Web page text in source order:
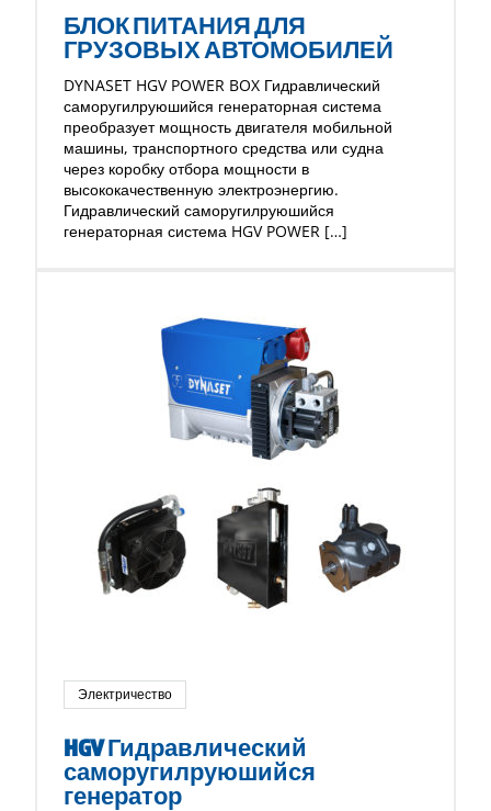
БЛОК ПИТАНИЯ ДЛЯ
ГРУЗОВЫХ АВТОМОБИЛЕЙ
DYNASET HGV POWER BOX Гидравлический
саморугилруюшийся генераторная система
преобразует мощность двигателя мобильной
машины, транспортного средства или судна
через коробку отбора мощности в
высококачественную электроэнергию.
Гидравлический саморугилруюшийся
генераторная система HGV POWER […]
Электричество
HGV Гидравлический
саморугилруюшийся
генератор